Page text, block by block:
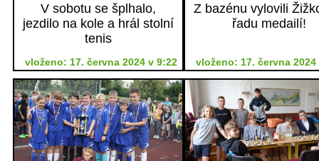
V sobotu se šplhalo,
jezdilo na kole a hrál stolní
tenis
vloženo: 17. června 2024 v 9:22
Z bazénu vylovili
řadu medailí!
vloženo: 17. června 2024